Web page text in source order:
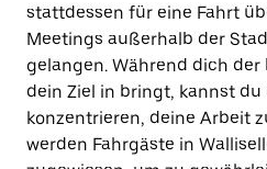
stattdessen für eine Fahrt
Meetings außerhalb der
gelangen. Während dich der
dein Ziel in bringt, kannst
konzentrieren, deine Arbeit
werden Fahrgäste in